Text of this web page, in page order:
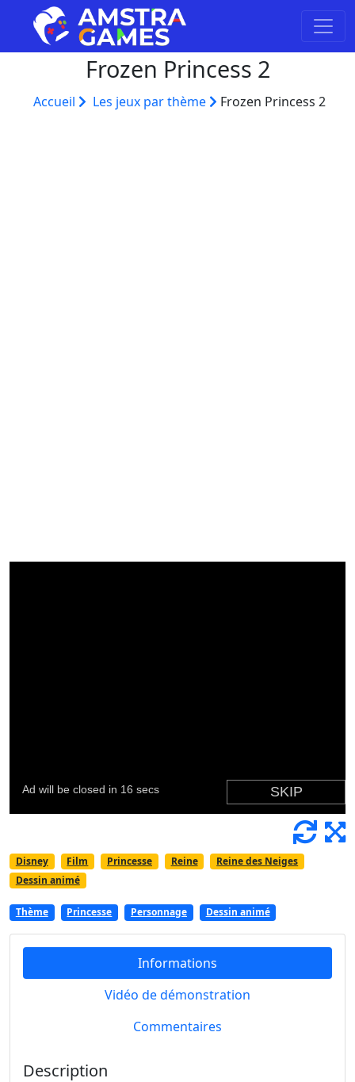
Frozen Princess 2
Accueil Les jeux par thème Frozen Princess 2
Disney Film Princesse Reine
Reine des Neiges
Dessin animé
Thème Princesse Personnage Dessin animé
Informations
Vidéo de démonstration
Commentaires
Description